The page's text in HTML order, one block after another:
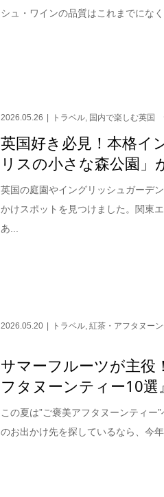
シュ・ワインの品質はこれまでにな
2026.05.26 トラベル, 国内で楽しむ英国
英国好き必見！本格イ
リスの小さな森公園」
英国の庭園やイングリッシュガーデ
かけスポットを見つけました。関東
あ...
2026.05.20 トラベル,紅茶・アフタヌー
サマーフルーツが主役
フタヌーンティー10選
この夏は”ご褒美アフタヌーンティー
のお出かけ先を探しているなら、今